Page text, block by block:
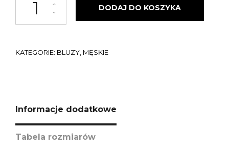
DODAJ DO KOSZYKA
KATEGORIE: BLUZY MĘSKIE
Informacje dodatkowe
Tabela rozmiarów